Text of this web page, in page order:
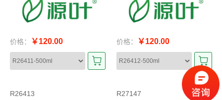
价格： ￥120.00 价格： ￥120.00
R26413
R27147